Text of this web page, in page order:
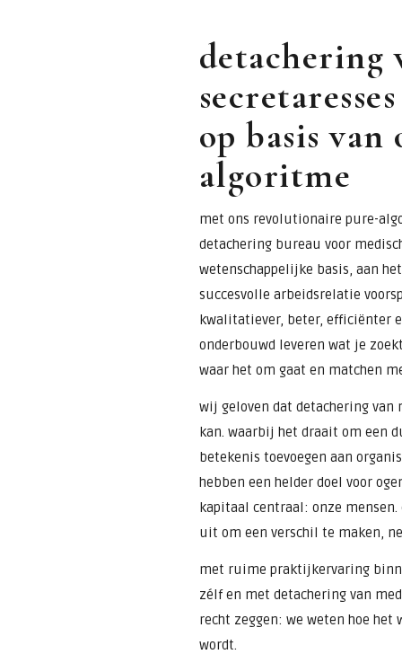
detachering
op basis van
algoritme
met ons revolutionaire pure-
detachering bureau voor
wetenschappelijke basis, aan
succesvolle arbeidsrelatie
kwalitatiever, beter, efficiënter
onderbouwd leveren wat je
waar het om gaat en matchen
wij geloven dat detachering van
kan. waarbij het draait om een
betekenis toevoegen aan
hebben een helder doel voor
kapitaal centraal: onze mensen.
uit om een verschil te maken,
met ruime praktijkervaring
zélf en met detachering van
recht zeggen: we weten hoe het
wordt.